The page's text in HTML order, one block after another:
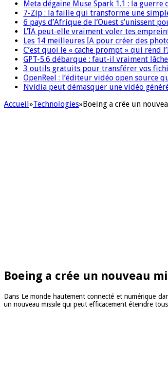
Meta dégaine Muse Spark 1.1 : la
7-Zip : la faille qui transforme une
6 pays d’Afrique de l’Ouest s’unissent
L’IA peut-elle vraiment voler tes
Les 14 meilleures IA pour créer des
C’est quoi le « cache prompt » qui rend
GPT-5.6 débarque : faut-il vraiment
3 outils gratuits pour transférer vos
OpenReel : l’éditeur vidéo open source
Nvidia peut démasquer une vidéo
Accueil»Technologies»Boeing a crée un
Boeing a crée un nouveau
Dans Le monde hautement connecté et numérique
un nouveau missile qui peut efficacement éteindre